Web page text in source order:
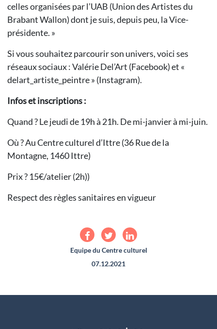
celles organisées par l’UAB (Union des Artistes du
Brabant Wallon) dont je suis, depuis peu, la Vice-
présidente. »
Si vous souhaitez parcourir son univers, voici ses
réseaux sociaux : Valérie Del’Art (Facebook) et «
delart_artiste_peintre » (Instagram).
Infos et inscriptions :
Quand ? Le jeudi de 19h à 21h. De mi-janvier à mi-juin.
Où ? Au Centre culturel d’Ittre (36 Rue de la
Montagne, 1460 Ittre)
Prix ? 15€/atelier (2h))
Respect des règles sanitaires en vigueur
Equipe du Centre culturel
07.12.2021